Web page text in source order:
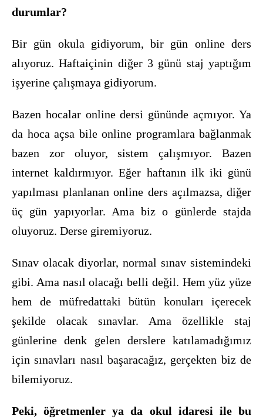
durumlar?
Bir gün okula gidiyorum, bir gün online ders
alıyoruz. Haftaiçinin diğer 3 günü staj yaptığım
işyerine çalışmaya gidiyorum.
Bazen hocalar online dersi gününde açmıyor. Ya
da hoca açsa bile online programlara bağlanmak
bazen zor oluyor, sistem çalışmıyor. Bazen
internet kaldırmıyor. Eğer haftanın ilk iki günü
yapılması planlanan online ders açılmazsa, diğer
üç gün yapıyorlar. Ama biz o günlerde stajda
oluyoruz. Derse giremiyoruz.
Sınav olacak diyorlar, normal sınav sistemindeki
gibi. Ama nasıl olacağı belli değil. Hem yüz yüze
hem de müfredattaki bütün konuları içerecek
şekilde olacak sınavlar. Ama özellikle staj
günlerine denk gelen derslere katılamadığımız
için sınavları nasıl başaracağız, gerçekten biz de
bilemiyoruz.
Peki, öğretmenler ya da okul idaresi ile bu